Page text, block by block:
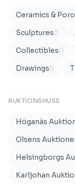
Ceramics &
Sculptures0
Collectibles0
Drawings0
AUKTIONSHUSE
Höganäs
Olsens
Helsingborgs
Karljohan